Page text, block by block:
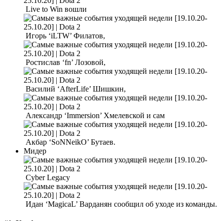
Live to Win вошли
Игорь ‘iLTW’ Филатов,
Ростислав ‘fn’ Лозовой,
Василий ‘AfterLife’ Шишкин,
Александр ‘Immersion’ Хмелевской и сам
Акбар ‘SoNNeikO’ Бутаев.
Мидер
Cyber Legacy
Идан ‘MagicaL’ Варданян сообщил об уходе из команды.